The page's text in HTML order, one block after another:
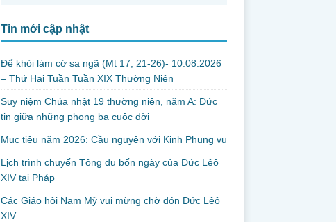
Tin mới cập nhật
Để khỏi làm cớ sa ngã (Mt 17, 21-26)- 10.08.2026
– Thứ Hai Tuần Tuần XIX Thường Niên
Suy niệm Chúa nhật 19 thường niên, năm A: Đức
tin giữa những phong ba cuộc đời
Mục tiêu năm 2026: Cầu nguyện với Kinh Phụng vụ
Lịch trình chuyến Tông du bốn ngày của Đức Lêô
XIV tại Pháp
Các Giáo hội Nam Mỹ vui mừng chờ đón Đức Lêô
XIV